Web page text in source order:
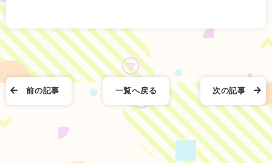
次の記事
一覧へ戻る
前の記事